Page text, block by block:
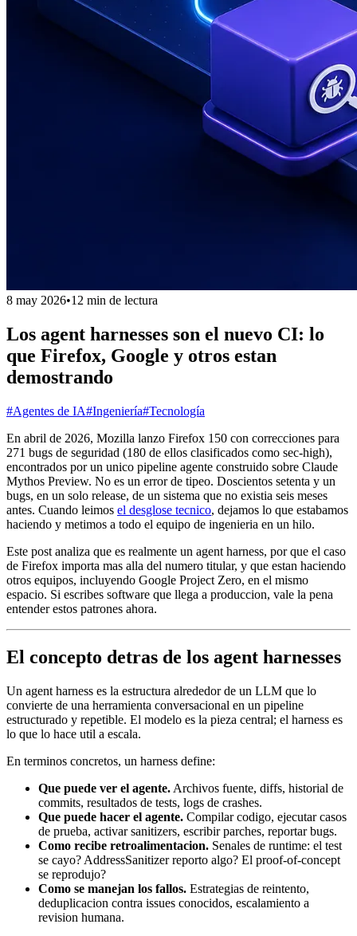
8 may 2026•12 min de lectura
Los agent harnesses son el nuevo CI: lo
que Firefox, Google y otros estan
demostrando
#Agentes de IA#Ingeniería#Tecnología
En abril de 2026, Mozilla lanzo Firefox 150 con correcciones para
271 bugs de seguridad (180 de ellos clasificados como sec-high),
encontrados por un unico pipeline agente construido sobre Claude
Mythos Preview. No es un error de tipeo. Doscientos setenta y un
bugs, en un solo release, de un sistema que no existia seis meses
antes. Cuando leimos el desglose tecnico, dejamos lo que estabamos
haciendo y metimos a todo el equipo de ingenieria en un hilo.
Este post analiza que es realmente un agent harness, por que el caso
de Firefox importa mas alla del numero titular, y que estan haciendo
otros equipos, incluyendo Google Project Zero, en el mismo
espacio. Si escribes software que llega a produccion, vale la pena
entender estos patrones ahora.
El concepto detras de los agent harnesses
Un agent harness es la estructura alrededor de un LLM que lo
convierte de una herramienta conversacional en un pipeline
estructurado y repetible. El modelo es la pieza central; el harness es
lo que lo hace util a escala.
En terminos concretos, un harness define:
Que puede ver el agente. Archivos fuente, diffs, historial de
commits, resultados de tests, logs de crashes.
Que puede hacer el agente. Compilar codigo, ejecutar casos
de prueba, activar sanitizers, escribir parches, reportar bugs.
Como recibe retroalimentacion. Senales de runtime: el test
se cayo? AddressSanitizer reporto algo? El proof-of-concept
se reprodujo?
Como se manejan los fallos. Estrategias de reintento,
deduplicacion contra issues conocidos, escalamiento a
revision humana.